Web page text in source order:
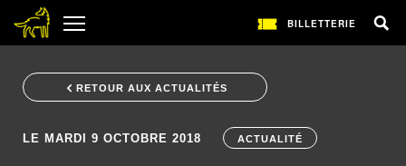
BILLETTERIE
RETOUR AUX ACTUALITÉS
LE MARDI 9 OCTOBRE 2018 ACTUALITÉ